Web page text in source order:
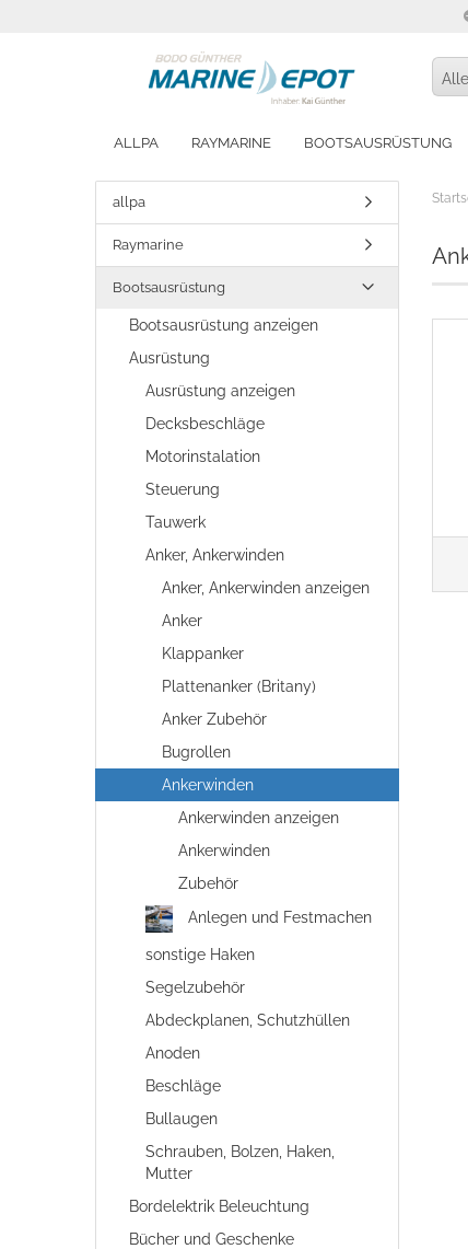
Alle
ALLPA RAYMARINE BOOTSAUSRÜSTUNG
WINTERFEST MACHEN
allpa
Raymarine
Bootsausrüstung
Bootsausrüstung anzeigen
Ausrüstung
Ausrüstung anzeigen
Decksbeschläge
Motorinstalation
Steuerung
Tauwerk
Anker, Ankerwinden
Anker, Ankerwinden anzeigen
Anker
Klappanker
Plattenanker (Britany)
Anker Zubehör
Bugrollen
Ankerwinden
Ankerwinden anzeigen
Ankerwinden
Zubehör
Anlegen und Festmachen
sonstige Haken
Segelzubehör
Abdeckplanen, Schutzhüllen
Anoden
Beschläge
Bullaugen
Schrauben, Bolzen, Haken,
Mutter
Bordelektrik Beleuchtung
Bücher und Geschenke